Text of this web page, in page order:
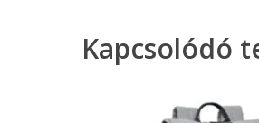
Kapcsolódó